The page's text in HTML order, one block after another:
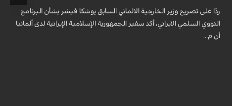
ردًا على تصريح وزير الخارجية الالماني السابق يوشكا فيشر بشأن البرنامج
النووي السلمي الايراني، أكد سفير الجمهورية الإسلامية الإيرانية لدى ألمانيا
أن م...